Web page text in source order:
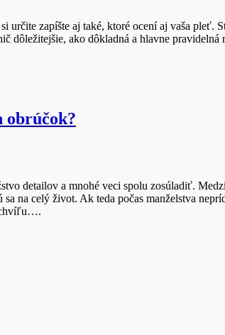
určite zapíšte aj také, ktoré ocení aj vaša
ako dôkladná a hlavne
obrúčok?
detailov a mnohé veci spolu zosúladiť.
na celý život. Ak teda počas manželstva
chvíľu….